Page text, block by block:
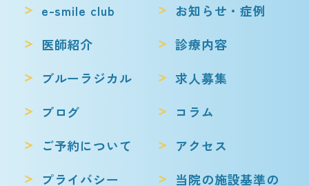
e-smile club
お知らせ・症例
医師紹介
診療内容
ブルーラジカル
求人募集
ブログ
コラム
ご予約について
アクセス
プライバシー
当院の施設基準の